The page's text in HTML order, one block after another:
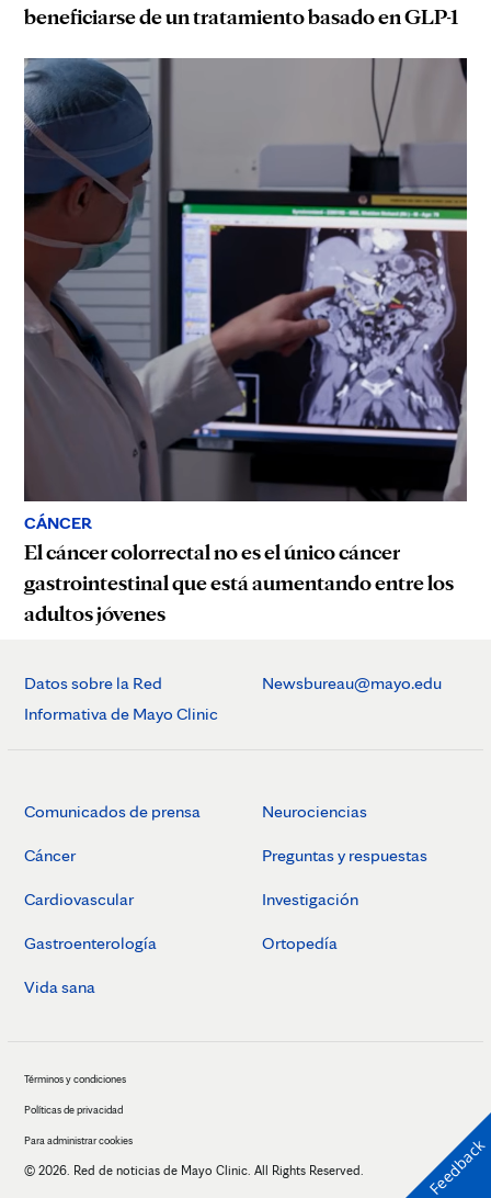
beneficiarse de un tratamiento basado en GLP-1
CÁNCER
El cáncer colorrectal no es el único cáncer
gastrointestinal que está aumentando entre los
adultos jóvenes
Datos sobre la Red
Informativa de Mayo Clinic
Newsbureau@mayo.edu
Comunicados de prensa
Cáncer
Cardiovascular
Gastroenterología
Vida sana
Neurociencias
Preguntas y respuestas
Investigación
Ortopedía
Términos y condiciones
Políticas de privacidad
Para administrar cookies
© 2026. Red de noticias de Mayo Clinic. All Rights Reserved. Feedback